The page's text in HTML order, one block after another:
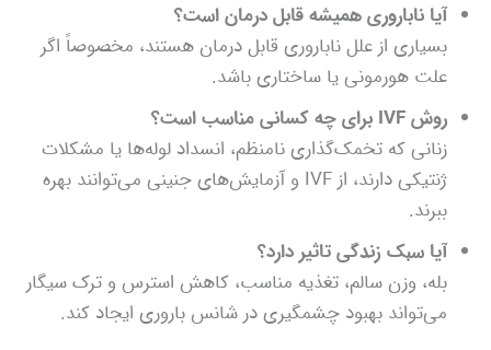
آیا ناباروری همیشه قابل درمان است؟
بسیاری از علل ناباروری قابل درمان هستند، مخصوصاً اگر
علت هورمونی یا ساختاری باشد.
روش IVF برای چه کسانی مناسب است؟
زنانی که تخمک‌گذاری نامنظم، انسداد لوله‌ها یا مشکلات
ژنتیکی دارند، از IVF و آزمایش‌های جنینی می‌توانند بهره
ببرند.
آیا سبک زندگی تاثیر دارد؟
بله، وزن سالم، تغذیه مناسب، کاهش استرس و ترک سیگار
می‌تواند بهبود چشمگیری در شانس باروری ایجاد کند.